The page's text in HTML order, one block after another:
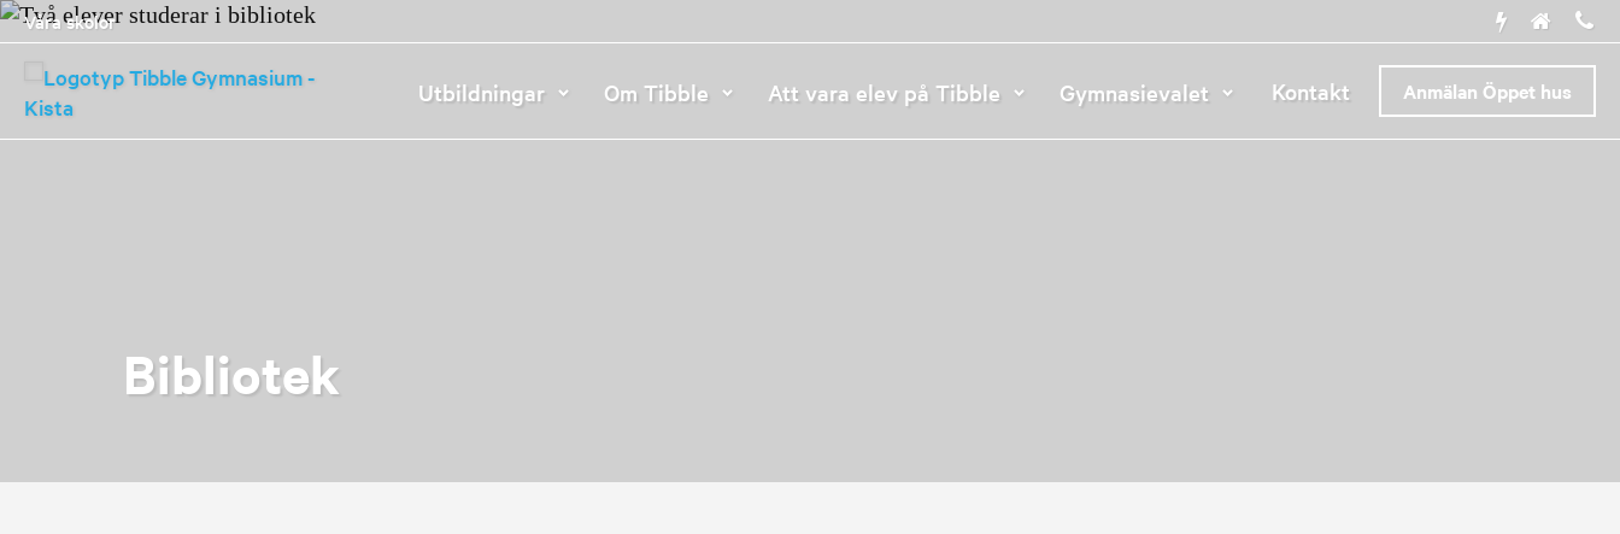
Våra skolor
Anmälan Öppet hus
Kontakt
Utbildningar Om Tibble Att vara elev på Tibble Gymnasievalet
Bibliotek